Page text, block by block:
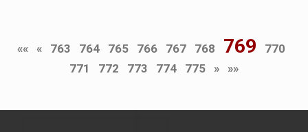
«« « 763 764 765 766 767 768 769
770
771
772 773 774 775 » »»